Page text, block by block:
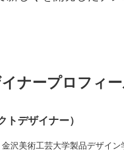
ナープロフィ
トデザイナー）
沢美術工芸大学製品デザイ